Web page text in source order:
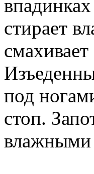
стирает
под
стоп.